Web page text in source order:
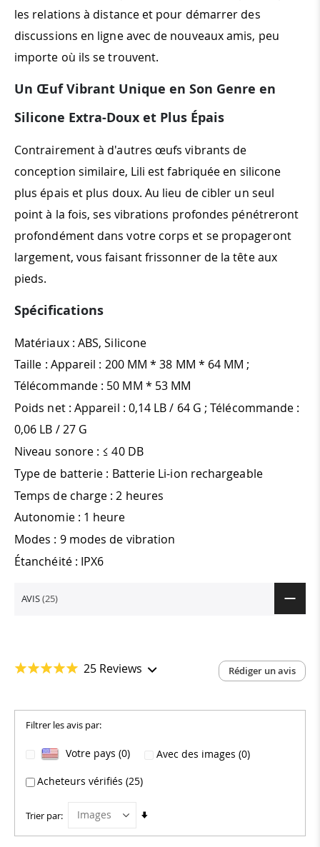
les relations à distance et pour démarrer des
discussions en ligne avec de nouveaux amis, peu
importe où ils se trouvent.
Un Œuf Vibrant Unique en Son Genre en
Silicone Extra-Doux et Plus Épais
Contrairement à d'autres œufs vibrants de
conception similaire, Lili est fabriquée en silicone
plus épais et plus doux. Au lieu de cibler un seul
point à la fois, ses vibrations profondes pénétreront
profondément dans votre corps et se propageront
largement, vous faisant frissonner de la tête aux
pieds.
Spécifications
Matériaux : ABS, Silicone
Taille : Appareil : 200 MM * 38 MM * 64 MM ;
Télécommande : 50 MM * 53 MM
Poids net : Appareil : 0,14 LB / 64 G ; Télécommande :
0,06 LB / 27 G
Niveau sonore : ≤ 40 DB
Type de batterie : Batterie Li-ion rechargeable
Temps de charge : 2 heures
Autonomie : 1 heure
Modes : 9 modes de vibration
Étanchéité : IPX6
AVIS 25
25 Reviews Rédiger un avis
Filtrer les avis par:
Votre pays (0) Avec des images (0)
Acheteurs vérifiés (25)
Trier par
Par